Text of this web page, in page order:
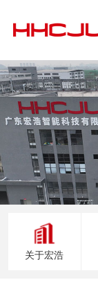
关于宏浩